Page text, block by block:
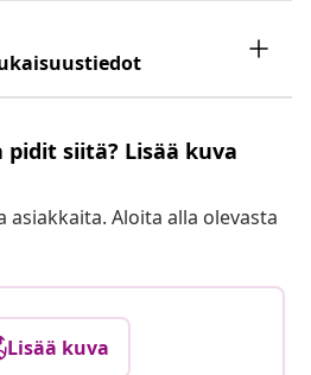
siitä? Lisää kuva
asiakkaita. Aloita alla olevasta
Lisää kuva